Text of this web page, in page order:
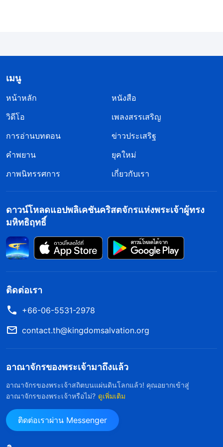
สามารถ)คนสูงอายุสามารถเข้าใจความจริงได้หรือ
ไม่? พวกเขาสามารถเข้าใจได้บ้าง และแม้กระทั่งคน
นั้นสับสน ความจำไม่ดี ดังนั้นจึงไม่สามารถเข้าใจ
ความจริงได้ พวกเขาเข้าใจถูกต้องหรือไม่?
คนหนุ่มสาวจะมีกำลังวังชามากกว่าคนสูงอายุมากนัก
ร่างกายก็แข็งแรงกว่า แต่แท้จริงแล้วความสามารถใน
นั้นเหมือนกับของคนสูงอายุไม่มีผิด คนสูงอายุก็เคยเป็น
หนุ่มเป็นสาวเช่นกันมิใช่หรือ? พวกเขาไม่ได้เกิดมาแก่
และสักวันหนึ่งคนหนุ่มสาวทุกคนก็จะแก่ตัวด้วย คนสูง
อายุต้องไม่คิดอยู่ตลอดเวลาว่าเพราะตนเองแก่
หมายความว่าอย่างไร? ไม่ว่าใครบางคนจะแก่หรือ
เป็นหนุ่มเป็นสาว อุปนิสัยอันเสื่อมทรามของพวกเขา
ย่อมเหมือนกัน ท่าทีและทัศนะที่พวกเขามีต่อสิ่งต่างๆ
สารพัดรูปแบบย่อมเหมือนกัน มุมมองและจุดยืนที่พวก
อายุต้องไม่คิดว่าเพราะตนเองแก่ มีความอยากอัน
ฟุ้งเฟ้อน้อยกว่าคนหนุ่มสาว และดำรงตนได้มั่นคงกว่า
พวกเขาจึงไม่มีความทะเยอทะยานหรือความอยากได้
อยากมีที่ฟุ้งซ่าน และมีอุปนิสัยอันเสื่อมทรามน้อยกว่า
เมนู
หน้าหลัก
หนังสือ
วิดีโอ
เพลงสรรเสริญ
การอ่านบทตอน
ข่าวประเสริฐ
คำพยาน
ยุคใหม่
ภาพนิทรรศการ
เกี่ยวกับเรา
ดาวน์โหลดแอปพลิเคชันคริสตจักรแห่งพระเจ้าผู้ทรง
มหิทธิฤทธิ์
ติดต่อเรา
+66-06-5531-2978
contact.th@kingdomsalvation.org
อาณาจักรของพระเจ้ามาถึงแล้ว
อาณาจักรของพระเจ้าสถิตบนแผ่นดินโลกแล้ว! คุณอยากเข้าสู่
อาณาจักรของพระเจ้าหรือไม่? ดูเพิ่มเติม
ติดต่อเราผ่าน Messenger